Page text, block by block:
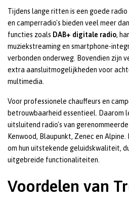
Tijdens lange ritten is een goede
en camperradio's bieden veel meer
functies zoals DAB+ digitale radio,
muziekstreaming en smartphone-
verbonden onderweg. Bovendien zijn
extra aansluitmogelijkheden voor
multimedia.
Voor professionele chauffeurs en
betrouwbaarheid essentieel. Daarom
uitsluitend radio's van
Kenwood, Blaupunkt, Zenec en
om hun uitstekende geluidskwaliteit,
uitgebreide functionaliteiten.
Voordelen van